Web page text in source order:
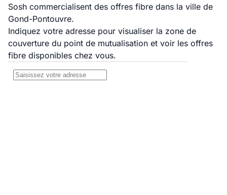
Sosh commercialisent des offres fibre dans la ville de
Gond-Pontouvre.
Indiquez votre adresse pour visualiser la zone de
couverture du point de mutualisation et voir les offres
fibre disponibles chez vous.